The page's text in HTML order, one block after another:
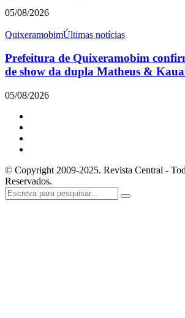
05/08/2026
QuixeramobimÚltimas notícias
Prefeitura de Quixeramobim
de show da dupla Matheus &
05/08/2026
© Copyright 2009-2025. Revista Central -
Reservados.